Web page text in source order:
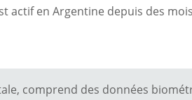
actif en Argentine depuis des
comprend des données